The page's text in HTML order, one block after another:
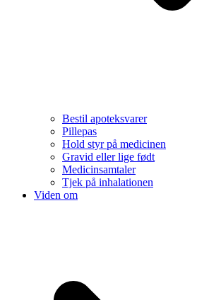
Bestil apoteksvarer
Pillepas
Hold styr på medicinen
Gravid eller lige født
Medicinsamtaler
Tjek på inhalationen
Viden om